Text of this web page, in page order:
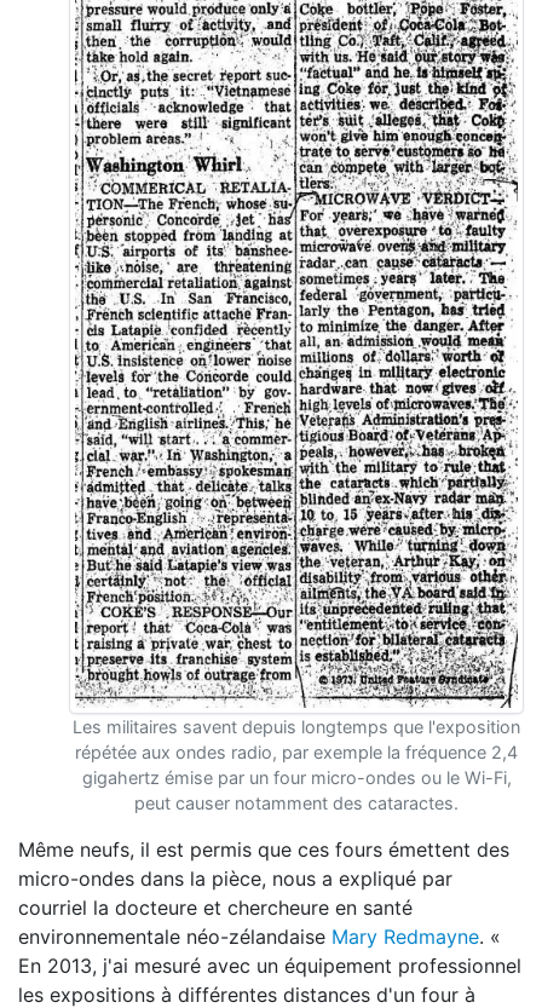
Les militaires savent depuis longtemps que l'exposition
répétée aux ondes radio, par exemple la fréquence 2,4
gigahertz émise par un four micro-ondes ou le Wi-Fi,
peut causer notamment des cataractes.
Même neufs, il est permis que ces fours émettent des
micro-ondes dans la pièce, nous a expliqué par
courriel la docteure et chercheure en santé
environnementale néo-zélandaise Mary Redmayne. «
En 2013, j'ai mesuré avec un équipement professionnel
les expositions à différentes distances d'un four à